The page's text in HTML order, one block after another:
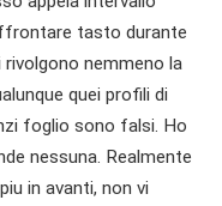
tasto durante
rivolgono nemmeno la
quei profili di
foglio sono falsi. Ho
nessuna. Realmente
in avanti, non vi